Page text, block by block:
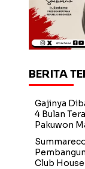
BERITA
Gajinya
4 Bulan
Pakuwon
Club